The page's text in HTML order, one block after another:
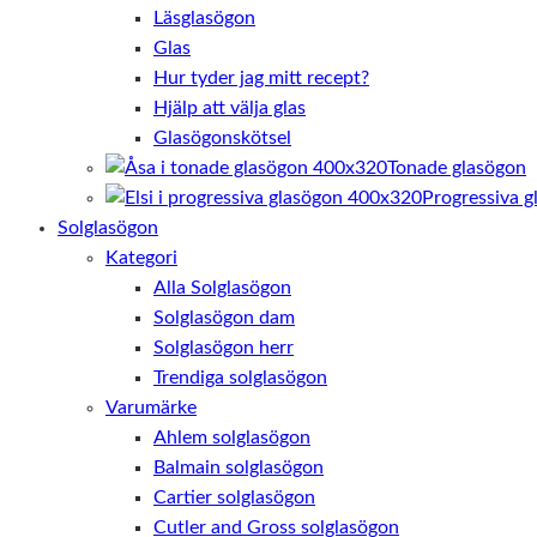
Läsglasögon
Glas
Hur tyder jag mitt recept?
Hjälp att välja glas
Glasögonskötsel
Tonade glasögon
Progressiva
Solglasögon
Kategori
Alla Solglasögon
Solglasögon dam
Solglasögon herr
Trendiga solglasögon
Varumärke
Ahlem solglasögon
Balmain solglasögon
Cartier solglasögon
Cutler and Gross solglasögon